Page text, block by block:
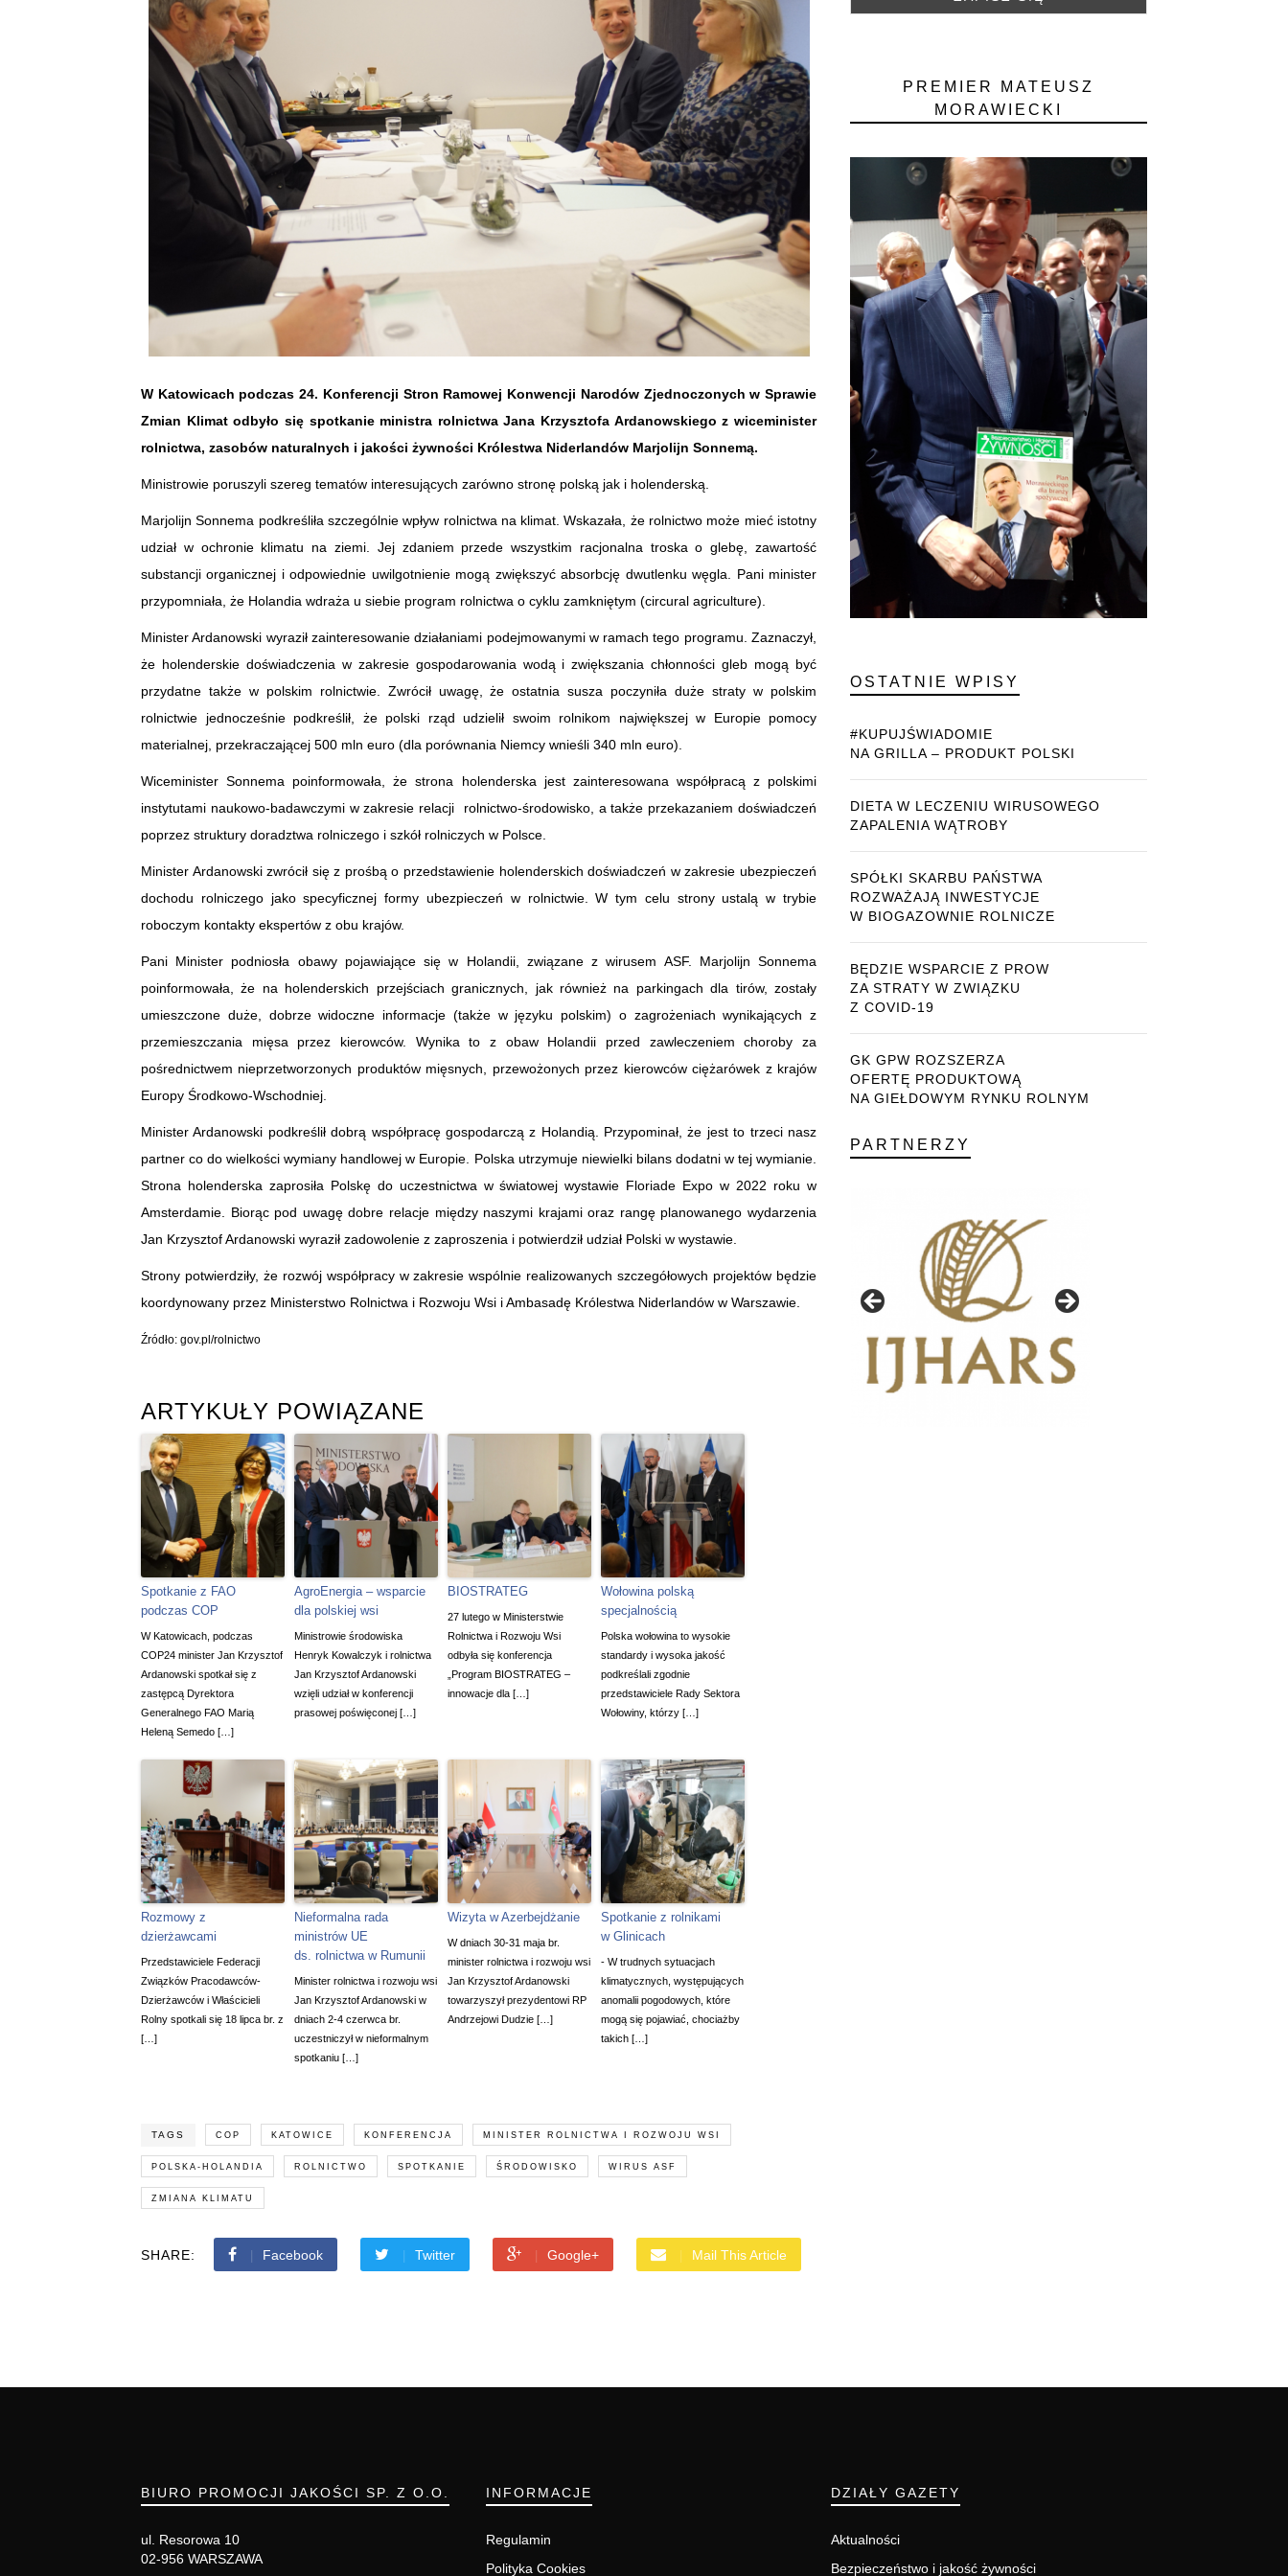
W Katowicach podczas 24. Konferencji Stron Ramowej Konwencji Narodów Zjednoczonych w Sprawie
Zmian Klimat odbyło się spotkanie ministra rolnictwa Jana Krzysztofa Ardanowskiego z wiceminister
rolnictwa, zasobów naturalnych i jakości żywności Królestwa Niderlandów Marjolijn Sonnemą.
Ministrowie poruszyli szereg tematów interesujących zarówno stronę polską jak i holenderską.
Marjolijn Sonnema podkreśliła szczególnie wpływ rolnictwa na klimat. Wskazała, że rolnictwo może mieć istotny
udział w ochronie klimatu na ziemi. Jej zdaniem przede wszystkim racjonalna troska o glebę, zawartość
substancji organicznej i odpowiednie uwilgotnienie mogą zwiększyć absorbcję dwutlenku węgla. Pani minister
przypomniała, że Holandia wdraża u siebie program rolnictwa o cyklu zamkniętym (circural agriculture).
Minister Ardanowski wyraził zainteresowanie działaniami podejmowanymi w ramach tego programu. Zaznaczył,
że holenderskie doświadczenia w zakresie gospodarowania wodą i zwiększania chłonności gleb mogą być
przydatne także w polskim rolnictwie. Zwrócił uwagę, że ostatnia susza poczyniła duże straty w polskim
rolnictwie jednocześnie podkreślił, że polski rząd udzielił swoim rolnikom największej w Europie pomocy
materialnej, przekraczającej 500 mln euro (dla porównania Niemcy wnieśli 340 mln euro).
Wiceminister Sonnema poinformowała, że strona holenderska jest zainteresowana współpracą z polskimi
instytutami naukowo-badawczymi w zakresie relacji rolnictwo-środowisko, a także przekazaniem doświadczeń
poprzez struktury doradztwa rolniczego i szkół rolniczych w Polsce.
Minister Ardanowski zwrócił się z prośbą o przedstawienie holenderskich doświadczeń w zakresie ubezpieczeń
dochodu rolniczego jako specyficznej formy ubezpieczeń w rolnictwie. W tym celu strony ustalą w trybie
roboczym kontakty ekspertów z obu krajów.
Pani Minister podniosła obawy pojawiające się w Holandii, związane z wirusem ASF. Marjolijn Sonnema
poinformowała, że na holenderskich przejściach granicznych, jak również na parkingach dla tirów, zostały
umieszczone duże, dobrze widoczne informacje (także w języku polskim) o zagrożeniach wynikających z
przemieszczania mięsa przez kierowców. Wynika to z obaw Holandii przed zawleczeniem choroby za
pośrednictwem nieprzetworzonych produktów mięsnych, przewożonych przez kierowców ciężarówek z krajów
Europy Środkowo-Wschodniej.
Minister Ardanowski podkreślił dobrą współpracę gospodarczą z Holandią. Przypominał, że jest to trzeci nasz
partner co do wielkości wymiany handlowej w Europie. Polska utrzymuje niewielki bilans dodatni w tej wymianie.
Strona holenderska zaprosiła Polskę do uczestnictwa w światowej wystawie Floriade Expo w 2022 roku w
Amsterdamie. Biorąc pod uwagę dobre relacje między naszymi krajami oraz rangę planowanego wydarzenia
Jan Krzysztof Ardanowski wyraził zadowolenie z zaproszenia i potwierdził udział Polski w wystawie.
Strony potwierdziły, że rozwój współpracy w zakresie wspólnie realizowanych szczegółowych projektów będzie
koordynowany przez Ministerstwo Rolnictwa i Rozwoju Wsi i Ambasadę Królestwa Niderlandów w Warszawie.
Źródło: gov.pl/rolnictwo
ARTYKUŁY POWIĄZANE
Spotkanie z FAO
podczas COP
W Katowicach, podczas
COP24 minister Jan Krzysztof
Ardanowski spotkał się z
zastępcą Dyrektora
Generalnego FAO Marią
Heleną Semedo […]
AgroEnergia – wsparcie
dla polskiej wsi
Ministrowie środowiska
Henryk Kowalczyk i rolnictwa
Jan Krzysztof Ardanowski
wzięli udział w konferencji
prasowej poświęconej […]
BIOSTRATEG
27 lutego w Ministerstwie
Rolnictwa i Rozwoju Wsi
odbyła się konferencja
„Program BIOSTRATEG –
innowacje dla […]
Wołowina polską
specjalnością
Polska wołowina to wysokie
standardy i wysoka jakość
podkreślali zgodnie
przedstawiciele Rady Sektora
Wołowiny, którzy […]
Rozmowy z
dzierżawcami
Przedstawiciele Federacji
Związków Pracodawców-
Dzierżawców i Właścicieli
Rolny spotkali się 18 lipca br. z
[…]
Nieformalna rada
ministrów UE
ds. rolnictwa w Rumunii
Minister rolnictwa i rozwoju wsi
Jan Krzysztof Ardanowski w
dniach 2-4 czerwca br.
uczestniczył w nieformalnym
spotkaniu […]
Wizyta w Azerbejdżanie
W dniach 30-31 maja br.
minister rolnictwa i rozwoju wsi
Jan Krzysztof Ardanowski
towarzyszył prezydentowi RP
Andrzejowi Dudzie […]
Spotkanie z rolnikami
w Glinicach
- W trudnych sytuacjach
klimatycznych, występujących
anomalii pogodowych, które
mogą się pojawiać, chociażby
takich […]
TAGS COP KATOWICE KONFERENCJA MINISTER ROLNICTWA I ROZWOJU WSI
POLSKA-HOLANDIA ROLNICTWO SPOTKANIE ŚRODOWISKO WIRUS ASF
ZMIANA KLIMATU
SHARE: Facebook Twitter Google+ Mail This Article
PREMIER MATEUSZ
MORAWIECKI
OSTATNIE WPISY
#KUPUJŚWIADOMIE
NA GRILLA – PRODUKT POLSKI
DIETA W LECZENIU WIRUSOWEGO
ZAPALENIA WĄTROBY
SPÓŁKI SKARBU PAŃSTWA
ROZWAŻAJĄ INWESTYCJE
W BIOGAZOWNIE ROLNICZE
BĘDZIE WSPARCIE Z PROW
ZA STRATY W ZWIĄZKU
Z COVID-19
GK GPW ROZSZERZA
OFERTĘ PRODUKTOWĄ
NA GIEŁDOWYM RYNKU ROLNYM
PARTNERZY
BIURO PROMOCJI JAKOŚCI SP. Z O.O.
ul. Resorowa 10
02-956 WARSZAWA
INFORMACJE
Regulamin
Polityka Cookies
DZIAŁY GAZETY
Aktualności
Bezpieczeństwo i jakość żywności